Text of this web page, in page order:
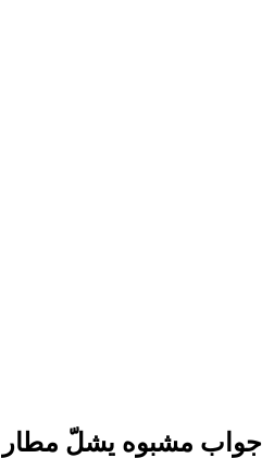
جواب مشبوه يشلّ مطار